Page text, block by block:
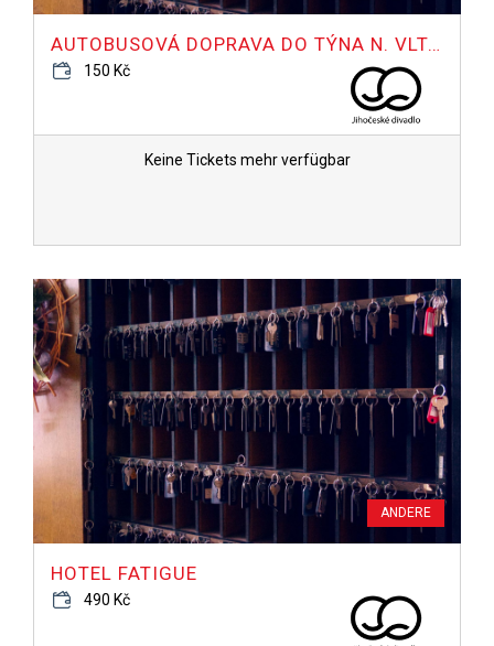
AUTOBUSOVÁ DOPRAVA DO TÝNA N. VLTAVOU NA HOTEL FATIGUE
150 Kč
Keine Tickets mehr verfügbar
ANDERE
HOTEL FATIGUE
490 Kč